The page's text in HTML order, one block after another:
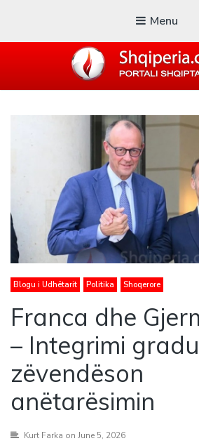
Menu
Blogu i ShqiperiaCom
Blogu i Udhëtarit Politika Shoqerore
Franca dhe
– Integrimi
zëvendëson
anëtarësimin
Kurt Farka on June 5, 2026